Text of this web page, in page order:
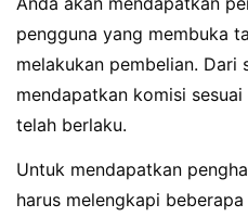
pengguna yang membuka
melakukan pembelian. Dari
mendapatkan komisi
telah berlaku.
Untuk mendapatkan
harus melengkapi